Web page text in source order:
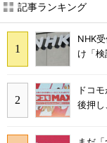
記事ランキング
NHK
け「
ドコ
後押し